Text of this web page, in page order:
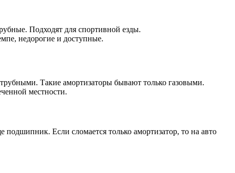
Подходят для спортивной езды.
недорогие и доступные.
Такие амортизаторы бывают только газовыми.
местности.
Если сломается только амортизатор, то на авто